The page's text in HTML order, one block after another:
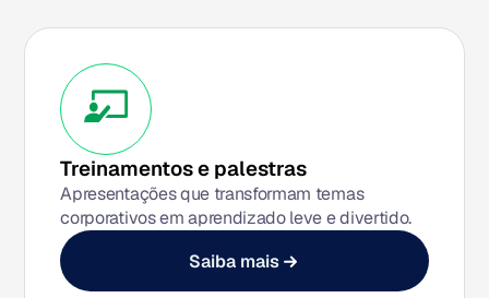
Treinamentos e palestras
Apresentações que transformam temas
corporativos em aprendizado leve e divertido.
Saiba mais